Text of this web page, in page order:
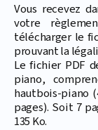
Vous recevez
votre
télécharger le
prouvant la
Le fichier PDF
piano,
hautbois-piano
pages). Soit 7
135 Ko.